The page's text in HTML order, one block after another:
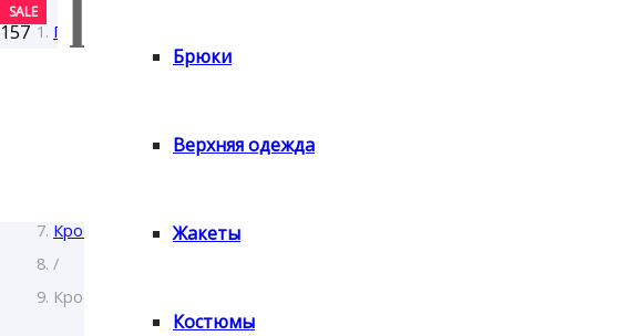
Брюки
Верхняя одежда
Жакеты
Костюмы
Главная
Кроссовки, кеды
/
Кроссовки Lola Andy
SALE
SALE